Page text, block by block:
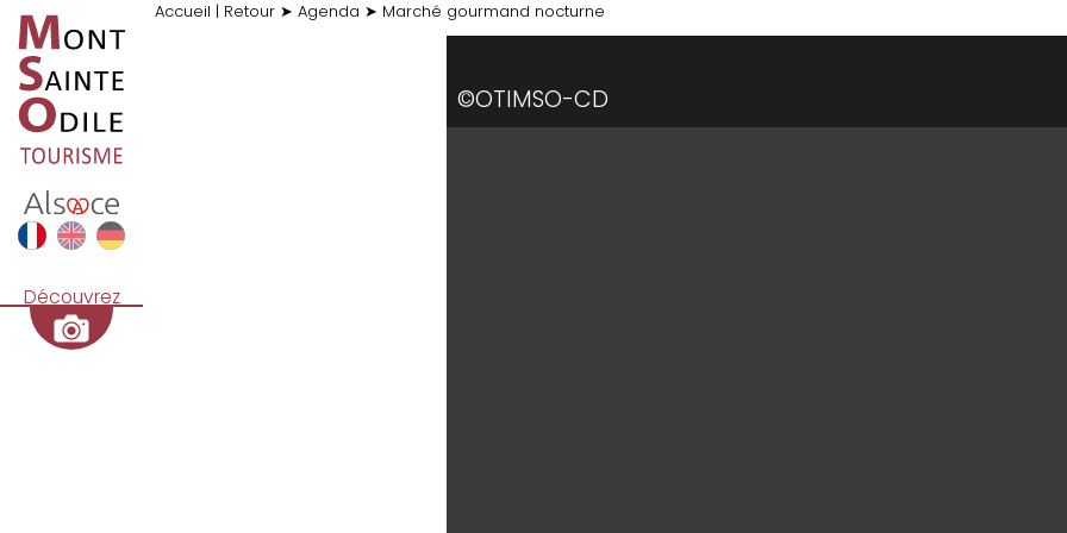
Accueil | Retour ➤ Agenda ➤ Marché gourmand nocturne
Découvrez
©OTIMSO-CD